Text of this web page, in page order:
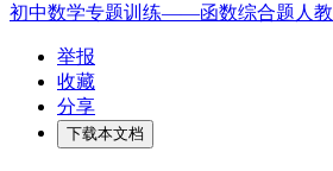
初中数学专题训练——函数综合题人教
举报
收藏
分享
下载本文档